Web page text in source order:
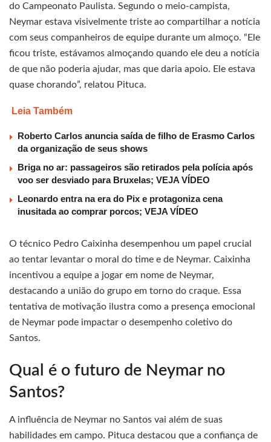
do Campeonato Paulista. Segundo o meio-campista,
Neymar estava visivelmente triste ao compartilhar a notícia
com seus companheiros de equipe durante um almoço. “Ele
ficou triste, estávamos almoçando quando ele deu a notícia
de que não poderia ajudar, mas que daria apoio. Ele estava
quase chorando”, relatou Pituca.
Leia Também
Roberto Carlos anuncia saída de filho de Erasmo Carlos
da organização de seus shows
Briga no ar: passageiros são retirados pela polícia após
voo ser desviado para Bruxelas; VEJA VÍDEO
Leonardo entra na era do Pix e protagoniza cena
inusitada ao comprar porcos; VEJA VÍDEO
O técnico Pedro Caixinha desempenhou um papel crucial
ao tentar levantar o moral do time e de Neymar. Caixinha
incentivou a equipe a jogar em nome de Neymar,
destacando a união do grupo em torno do craque. Essa
tentativa de motivação ilustra como a presença emocional
de Neymar pode impactar o desempenho coletivo do
Santos.
Qual é o futuro de Neymar no
Santos?
A influência de Neymar no Santos vai além de suas
habilidades em campo. Pituca destacou que a confiança de